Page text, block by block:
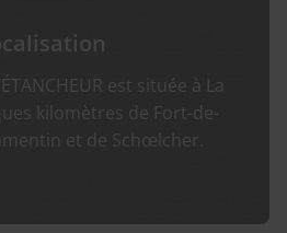
est située à La
kilomètres de Fort-de-
et de Schœlcher.